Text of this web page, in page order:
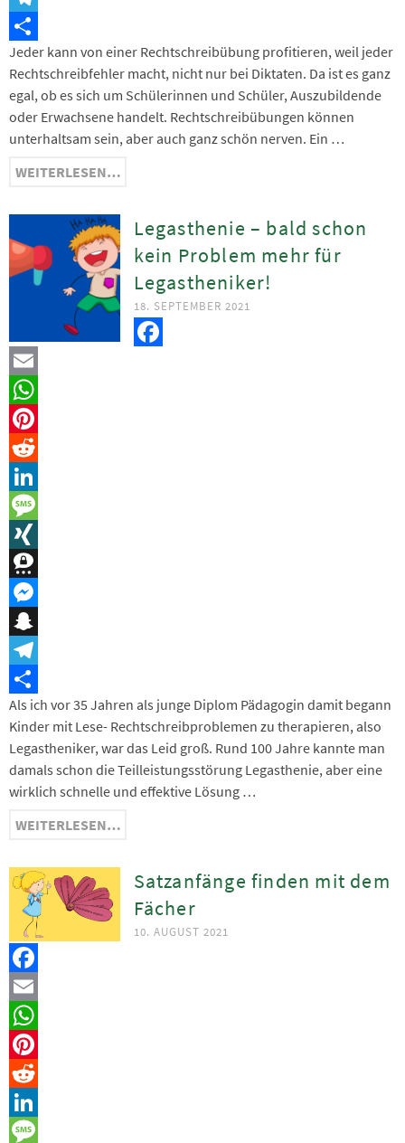
Telegram
Teilen
Jeder kann von einer Rechtschreibübung profitieren, weil jeder
Rechtschreibfehler macht, nicht nur bei Diktaten. Da ist es ganz
egal, ob es sich um Schülerinnen und Schüler, Auszubildende
oder Erwachsene handelt. Rechtschreibübungen können
unterhaltsam sein, aber auch ganz schön nerven. Ein …
WEITERLESEN…
Legasthenie – bald schon
kein Problem mehr für
Legastheniker!
18. SEPTEMBER 2021
Facebook
Email
WhatsApp
Pinterest
Reddit
LinkedIn
Message
XING
Threema
Messenger
Snapchat
Telegram
Teilen
Als ich vor 35 Jahren als junge Diplom Pädagogin damit begann
Kinder mit Lese- Rechtschreibproblemen zu therapieren, also
Legastheniker, war das Leid groß. Rund 100 Jahre kannte man
damals schon die Teilleistungsstörung Legasthenie, aber eine
wirklich schnelle und effektive Lösung …
WEITERLESEN…
Satzanfänge finden mit dem
Fächer
10. AUGUST 2021
Facebook
Email
WhatsApp
Pinterest
Reddit
LinkedIn